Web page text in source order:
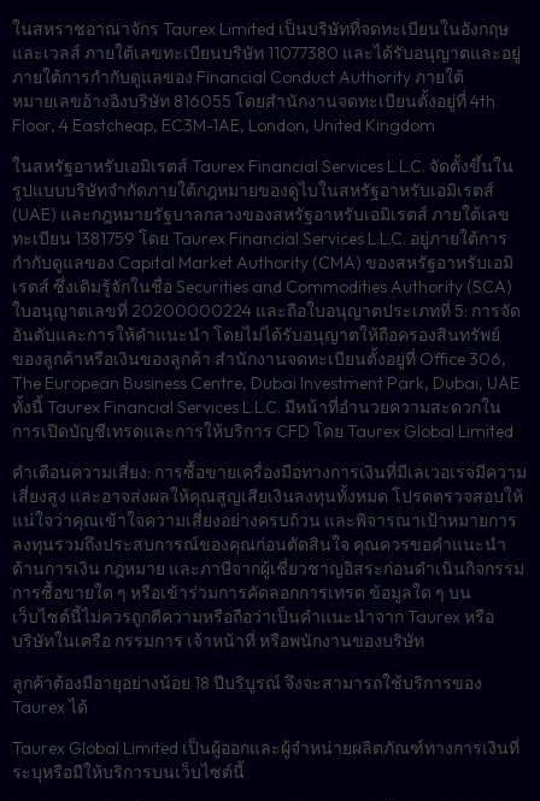
ในสหราชอาณาจักร Taurex Limited เป็นบริษัทที่จดทะเบียนในอังกฤษ
และเวลส์ ภายใต้เลขทะเบียนบริษัท 11077380 และได้รับอนุญาตและอยู่
ภายใต้การกำกับดูแลของ Financial Conduct Authority ภายใต้
หมายเลขอ้างอิงบริษัท 816055 โดยสำนักงานจดทะเบียนตั้งอยู่ที่ 4th
Floor, 4 Eastcheap, EC3M-1AE, London, United Kingdom
ในสหรัฐอาหรับเอมิเรตส์ Taurex Financial Services L.L.C. จัดตั้งขึ้นใน
รูปแบบบริษัทจำกัดภายใต้กฎหมายของดูไบในสหรัฐอาหรับเอมิเรตส์
(UAE) และกฎหมายรัฐบาลกลางของสหรัฐอาหรับเอมิเรตส์ ภายใต้เลข
ทะเบียน 1381759 โดย Taurex Financial Services L.L.C. อยู่ภายใต้การ
กำกับดูแลของ Capital Market Authority (CMA) ของสหรัฐอาหรับเอมิ
เรตส์ ซึ่งเดิมรู้จักในชื่อ Securities and Commodities Authority (SCA)
ใบอนุญาตเลขที่ 20200000224 และถือใบอนุญาตประเภทที่ 5: การจัด
อันดับและการให้คำแนะนำ โดยไม่ได้รับอนุญาตให้ถือครองสินทรัพย์
ของลูกค้าหรือเงินของลูกค้า สำนักงานจดทะเบียนตั้งอยู่ที่ Office 306,
The European Business Centre, Dubai Investment Park, Dubai, UAE
ทั้งนี้ Taurex Financial Services L.L.C. มีหน้าที่อำนวยความสะดวกใน
การเปิดบัญชีเทรดและการให้บริการ CFD โดย Taurex Global Limited
คำเตือนความเสี่ยง: การซื้อขายเครื่องมือทางการเงินที่มีเลเวอเรจมีความ
เสี่ยงสูง และอาจส่งผลให้คุณสูญเสียเงินลงทุนทั้งหมด โปรดตรวจสอบให้
แน่ใจว่าคุณเข้าใจความเสี่ยงอย่างครบถ้วน และพิจารณาเป้าหมายการ
ลงทุนรวมถึงประสบการณ์ของคุณก่อนตัดสินใจ คุณควรขอคำแนะนำ
ด้านการเงิน กฎหมาย และภาษีจากผู้เชี่ยวชาญอิสระก่อนดำเนินกิจกรรม
การซื้อขายใด ๆ หรือเข้าร่วมการคัดลอกการเทรด ข้อมูลใด ๆ บน
เว็บไซต์นี้ไม่ควรถูกตีความหรือถือว่าเป็นคำแนะนำจาก Taurex หรือ
บริษัทในเครือ กรรมการ เจ้าหน้าที่ หรือพนักงานของบริษัท
ลูกค้าต้องมีอายุอย่างน้อย 18 ปีบริบูรณ์ จึงจะสามารถใช้บริการของ
Taurex ได้
Taurex Global Limited เป็นผู้ออกและผู้จำหน่ายผลิตภัณฑ์ทางการเงินที่
ระบุหรือมีให้บริการบนเว็บไซต์นี้